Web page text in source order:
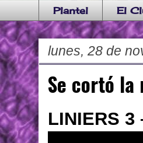
Plantel El
lunes, 28 de
Se cortó la
LINIERS 3